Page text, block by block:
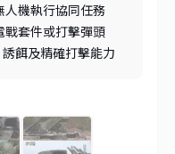
機執行協同任務
戰套件或打擊彈頭
餌及精確打擊能力